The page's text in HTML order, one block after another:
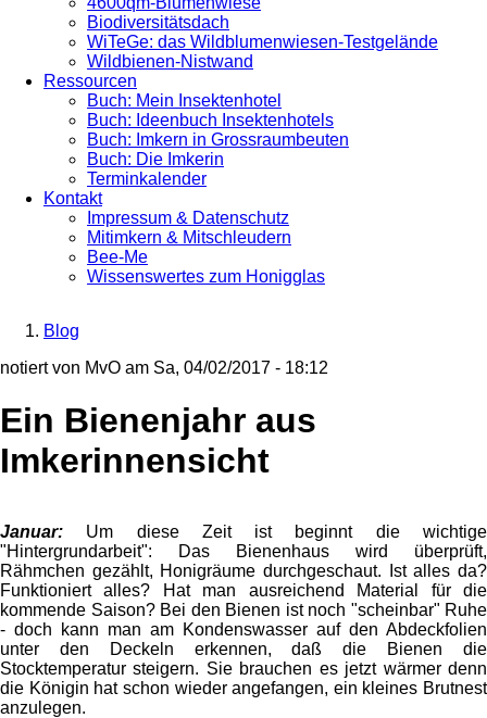
Biodiversitätsdach
WiTeGe: das Wildblumenwiesen-Testgelände
Wildbienen-Nistwand
Ressourcen
Buch: Mein Insektenhotel
Buch: Ideenbuch Insektenhotels
Buch: Imkern in Grossraumbeuten
Buch: Die Imkerin
Terminkalender
Kontakt
Impressum & Datenschutz
Mitimkern & Mitschleudern
Bee-Me
Wissenswertes zum Honigglas
Breadcrumb
Blog
notiert von MvO am Sa, 04/02/2017 - 18:12
Ein Bienenjahr aus
Imkerinnensicht
Januar: Um diese Zeit ist beginnt die wichtige
"Hintergrundarbeit": Das Bienenhaus wird überprüft,
Rähmchen gezählt, Honigräume durchgeschaut. Ist alles da?
Funktioniert alles? Hat man ausreichend Material für die
kommende Saison? Bei den Bienen ist noch "scheinbar" Ruhe
- doch kann man am Kondenswasser auf den Abdeckfolien
unter den Deckeln erkennen, daß die Bienen die
Stocktemperatur steigern. Sie brauchen es jetzt wärmer denn
die Königin hat schon wieder angefangen, ein kleines Brutnest
anzulegen.